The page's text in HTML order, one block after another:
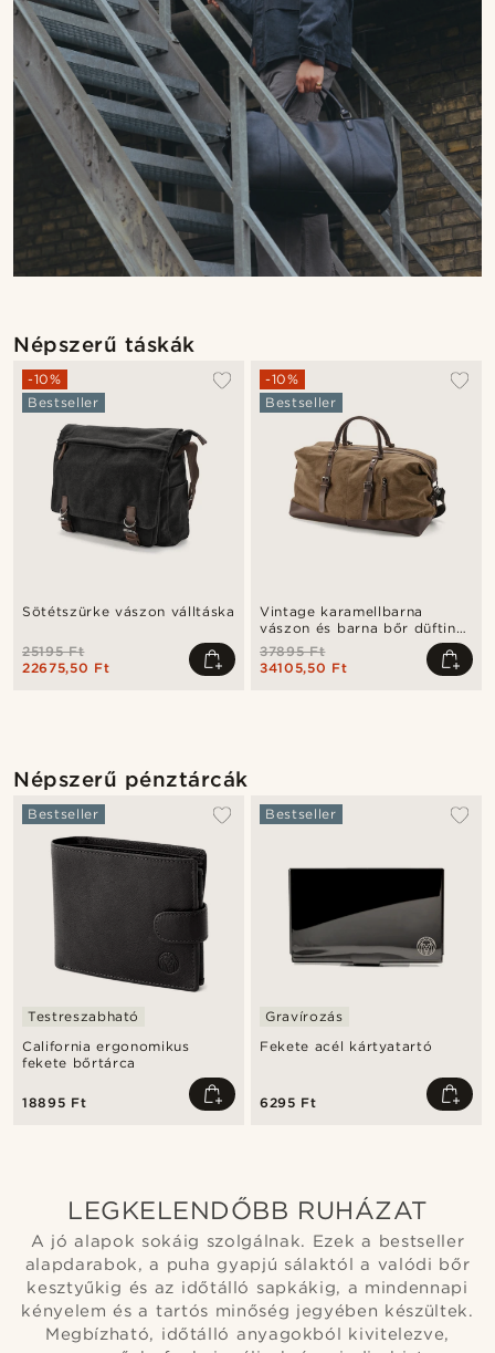
Népszerű táskák
Sötétszürke vászon válltáska
-10%
Bestseller
25195 Ft
22675,50 Ft
Vintage karamellbarna
vászon és barna bőr düftin
táska
-10%
Bestseller
37895 Ft
34105,50 Ft
Népszerű pénztárcák
California ergonomikus
fekete bőrtárca
Bestseller
Testreszabható
18895 Ft
Fekete acél kártyatartó
Bestseller
Gravírozás
6295 Ft
LEGKELENDŐBB RUHÁZAT
A jó alapok sokáig szolgálnak. Ezek a bestseller
alapdarabok, a puha gyapjú sálaktól a valódi bőr
kesztyűkig és az időtálló sapkákig, a mindennapi
kényelem és a tartós minőség jegyében készültek.
Megbízható, időtálló anyagokból kivitelezve,